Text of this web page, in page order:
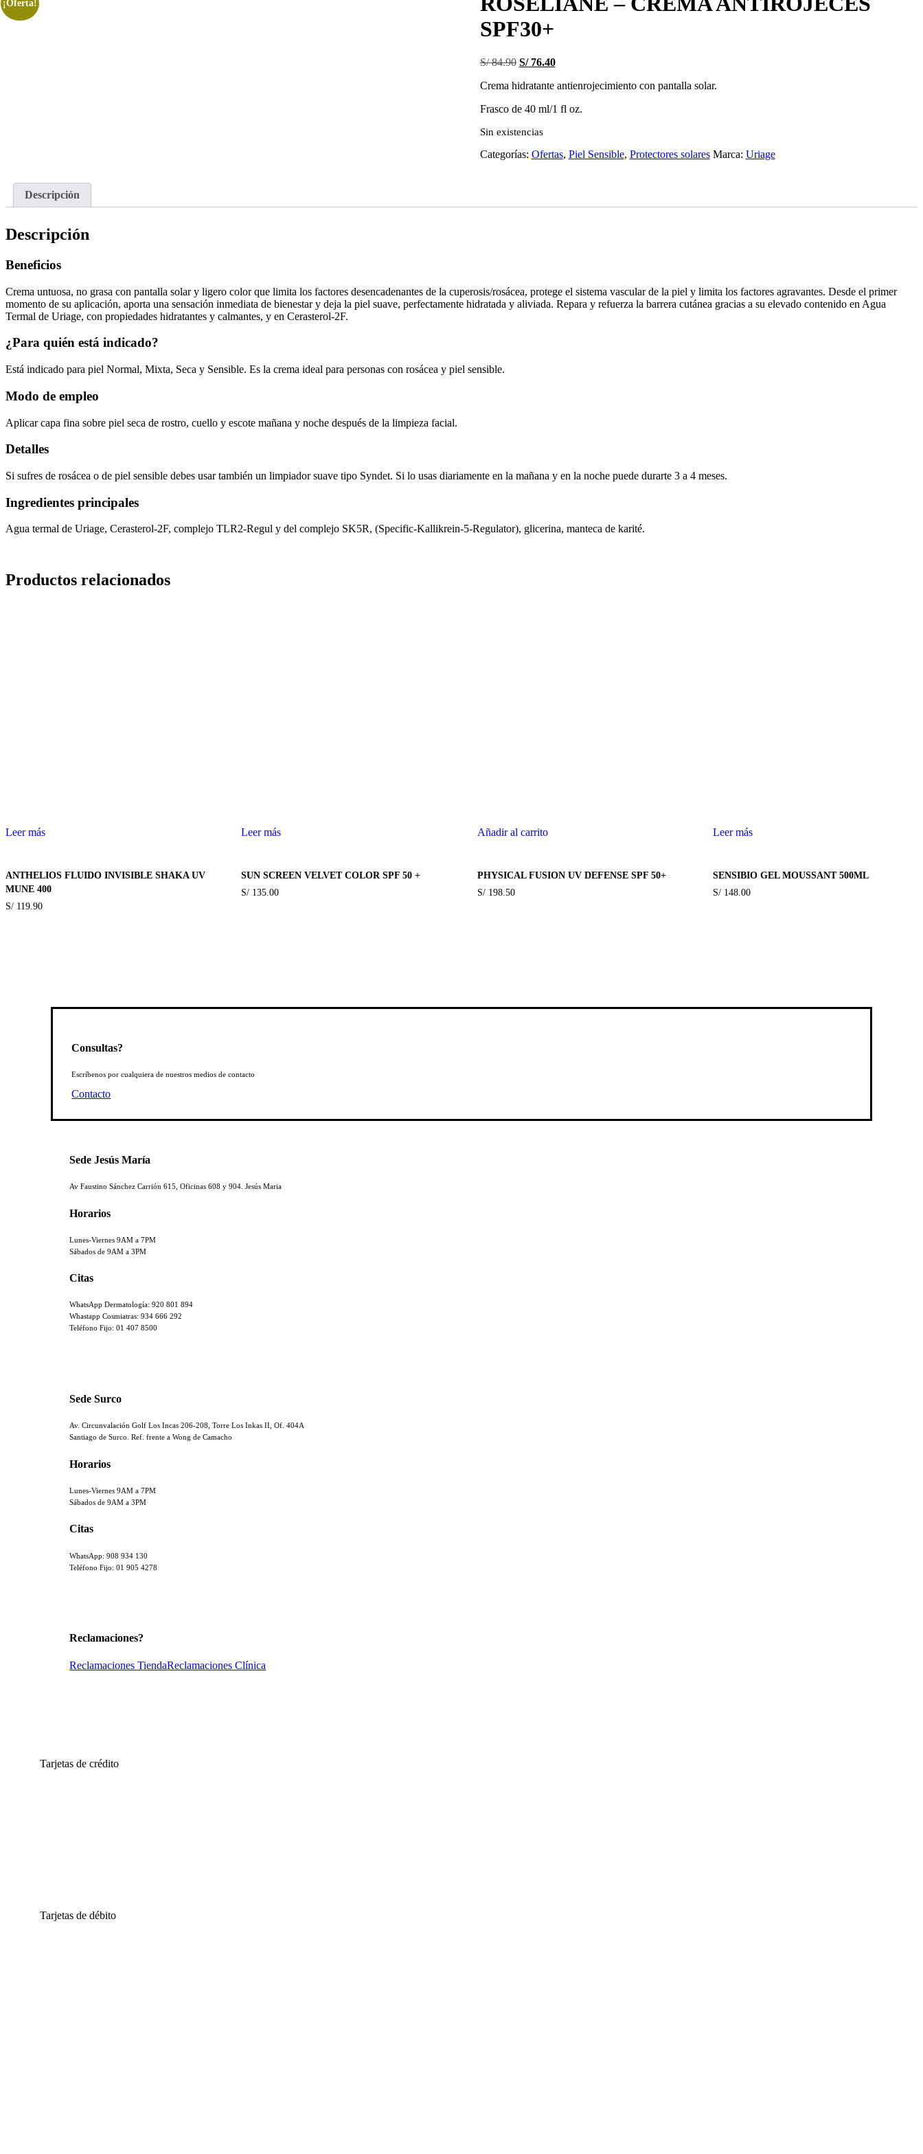
¡Oferta!
SPF30+
S/84.90 El
original
S/ 84.90.
S/76.40El
actual
S/ 76.40.
Crema hidratante antienrojecimiento con pantalla solar.
Frasco de 40 ml/1 fl oz.
Sin existencias
Categorías: Ofertas, Piel Sensible, Protectores solares Marca: Uriage
Descripción
Descripción
Beneficios
Crema untuosa, no grasa con pantalla solar y ligero color que limita los factores desencadenantes de la cuperosis/rosácea, protege el sistema vascular de la piel y limita los factores agravantes. Desde el primer
momento de su aplicación, aporta una sensación inmediata de bienestar y deja la piel suave, perfectamente hidratada y aliviada. Repara y refuerza la barrera cutánea gracias a su elevado contenido en Agua
Termal de Uriage, con propiedades hidratantes y calmantes, y en Cerasterol-2F.
¿Para quién está indicado?
Está indicado para piel Normal, Mixta, Seca y Sensible. Es la crema ideal para personas con rosácea y piel sensible.
Modo de empleo
Aplicar capa fina sobre piel seca de rostro, cuello y escote mañana y noche después de la limpieza facial.
Detalles
Si sufres de rosácea o de piel sensible debes usar también un limpiador suave tipo Syndet. Si lo usas diariamente en la mañana y en la noche puede durarte 3 a 4 meses.
Ingredientes principales
Agua termal de Uriage, Cerasterol-2F, complejo TLR2-Regul y del complejo SK5R, (Specific-Kallikrein-5-Regulator), glicerina, manteca de karité.
Productos relacionados
Leer más
ANTHELIOS FLUIDO INVISIBLE SHAKA UV
MUNE 400
S/ 119.90
Leer más
SUN SCREEN VELVET COLOR SPF 50 +
S/ 135.00
Añadir al carrito
PHYSICAL FUSION UV DEFENSE SPF 50+
S/198.50
Leer más
SENSIBIO GEL MOUSSANT 500ML
S/148.00
Consultas?
Escríbenos por cualquiera de nuestros medios de contacto
Contacto
Sede Jesús María
Av Faustino Sánchez Carrión 615, Oficinas 608 y 904. Jesús Maria
Horarios
Lunes-Viernes 9AM a 7PM
Sábados de 9AM a 3PM
Citas
WhatsApp Dermatología: 920 801 894
Whastapp Cosmiatras: 934 666 292
Teléfono Fijo: 01 407 8500
Sede Surco
Av. Circunvalación Golf Los Incas 206-208, Torre Los Inkas II, Of. 404A
Santiago de Surco. Ref. frente a Wong de Camacho
Horarios
Lunes-Viernes 9AM a 7PM
Sábados de 9AM a 3PM
Citas
WhatsApp: 908 934 130
Teléfono Fijo: 01 905 4278
Reclamaciones?
Reclamaciones TiendaReclamaciones Clínica
Tarjetas de crédito
Tarjetas de débito